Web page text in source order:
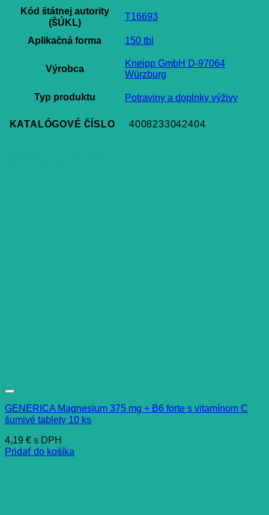
Kód štátnej autority
(ŠÚKL)
T16693
Aplikačná forma 150 tbl
Výrobca
Kneipp GmbH D-97064
Würzburg
Typ produktu Potraviny a doplnky výživy
KATALÓGOVÉ ČÍSLO 4008233042404
GENERICA Magnesium 375 mg + B6 forte s vitamínom C
šumivé tablety 10 ks
4,19 € s DPH
Pridať do košíka